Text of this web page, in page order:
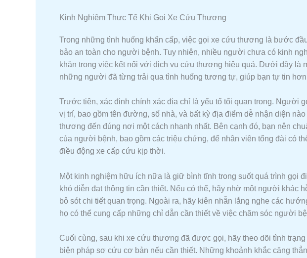
Kinh Nghiệm Thực Tế Khi Gọi Xe Cứu Thương
Trong những tình huống khẩn cấp, việc gọi xe cứu thương là bước
bảo an toàn cho người bệnh. Tuy nhiên, nhiều người chưa có kinh
khăn trong việc kết nối với dịch vụ cứu thương hiệu quả. Dưới đây là
những người đã từng trải qua tình huống tương tự, giúp bạn tự tin
Trước tiên, xác định chính xác địa chỉ là yếu tố tối quan trọng. Người
vị trí, bao gồm tên đường, số nhà, và bất kỳ địa điểm dễ nhận diện
thương đến đúng nơi một cách nhanh nhất. Bên cạnh đó, bạn nên
của người bệnh, bao gồm các triệu chứng, để nhân viên tổng đài có
điều động xe cấp cứu kịp thời.
Một kinh nghiệm hữu ích nữa là giữ bình tĩnh trong suốt quá trình gọi
khó diễn đạt thông tin cần thiết. Nếu có thể, hãy nhờ một người khác
bỏ sót chi tiết quan trọng. Ngoài ra, hãy kiên nhẫn lắng nghe các
họ có thể cung cấp những chỉ dẫn cần thiết về việc chăm sóc người
Cuối cùng, sau khi xe cứu thương đã được gọi, hãy theo dõi tình
biện pháp sơ cứu cơ bản nếu cần thiết. Những khoảnh khắc căng